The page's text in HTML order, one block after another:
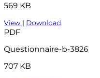
569 KB
View | Download
PDF
Questionnaire-b-3826
707 KB